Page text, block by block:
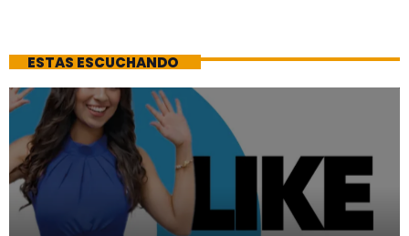
ESTAS ESCUCHANDO